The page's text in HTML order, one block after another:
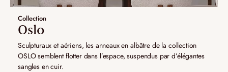
Collection
Oslo
Sculpturaux et aériens, les anneaux en albâtre de la collection
OSLO semblent flotter dans l’espace, suspendus par d’élégantes
sangles en cuir.